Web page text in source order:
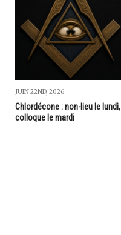
JUIN 22ND, 2026
Chlordécone : non-lieu le lundi,
colloque le mardi